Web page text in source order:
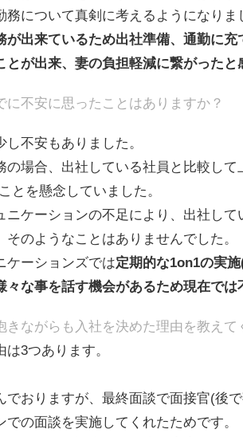
務について真剣に考えるようになりま
が出来ているため出社準備、通勤に
とが出来、妻の負担軽減に繋がったと
に不安に思ったことはありますか？
不安もありました。
の場合、出社している社員と比較し
とを懸念していました。
ニケーションの不足により、出社し
そのようなことはありませんでした。
ケーションズでは定期的な1on1の実
々な事を話す機会があるため現在で
きながらも入社を決めた理由を教えて
3つあります。
でおりますが、最終面談で面接官(後
での面談を実施してくれたためです。